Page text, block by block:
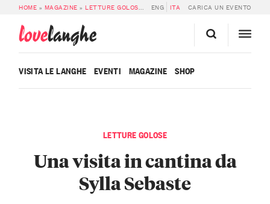
HOME » MAGAZINE »LETTURE GOLOSE » UNA VISITA IN CANTINA DA SYLLA
ENG ITA CARICA UN EVENTO
lovelanghe
VISITA LE LANGHE EVENTI MAGAZINE SHOP
LETTURE GOLOSE
Una visita in cantina da
Sylla Sebaste